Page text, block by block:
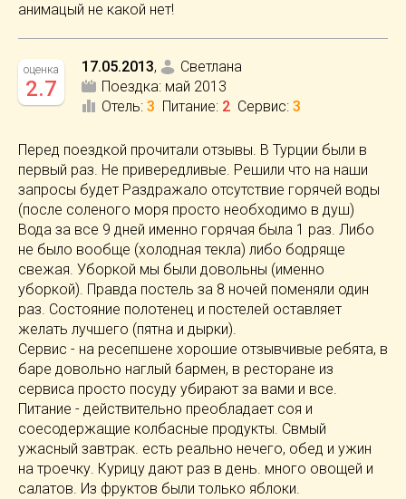
анимацый не какой нет!
оценка
2.7
17.05.2013,
Светлана
Поездка: май 2013
Отель: 3 Питание: 2 Сервис: 3
Перед поездкой прочитали отзывы. В Турции были в
первый раз. Не привередливые. Решили что на наши
запросы будет Раздражало отсутствие горячей воды
(после соленого моря просто необходимо в душ)
Вода за все 9 дней именно горячая была 1 раз. Либо
не было вообще (холодная текла) либо бодряще
свежая. Уборкой мы были довольны (именно
уборкой). Правда постель за 8 ночей поменяли один
раз. Состояние полотенец и постелей оставляет
желать лучшего (пятна и дырки).
Сервис - на ресепшене хорошие отзывчивые ребята, в
баре довольно наглый бармен, в ресторане из
сервиса просто посуду убирают за вами и все.
Питание - действительно преобладает соя и
соесодержащие колбасные продукты. Свмый
ужасный завтрак. есть реально нечего, обед и ужин
на троечку. Курицу дают раз в день. много овощей и
салатов. Из фруктов были только яблоки.